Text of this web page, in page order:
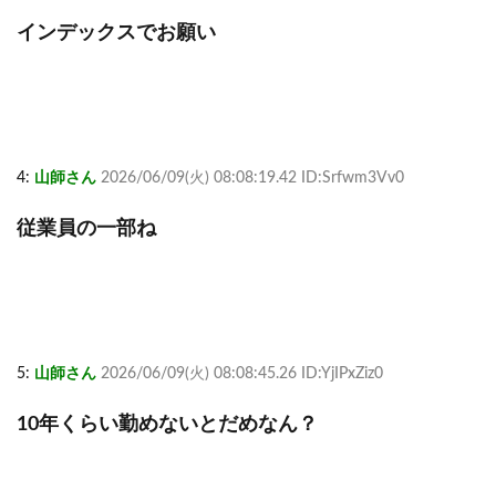
インデックスでお願い
4: 山師さん 2026/06/09(火) 08:08:19.42 ID:Srfwm3Vv0
従業員の一部ね
5: 山師さん 2026/06/09(火) 08:08:45.26 ID:YjIPxZiz0
10年くらい勤めないとだめなん？